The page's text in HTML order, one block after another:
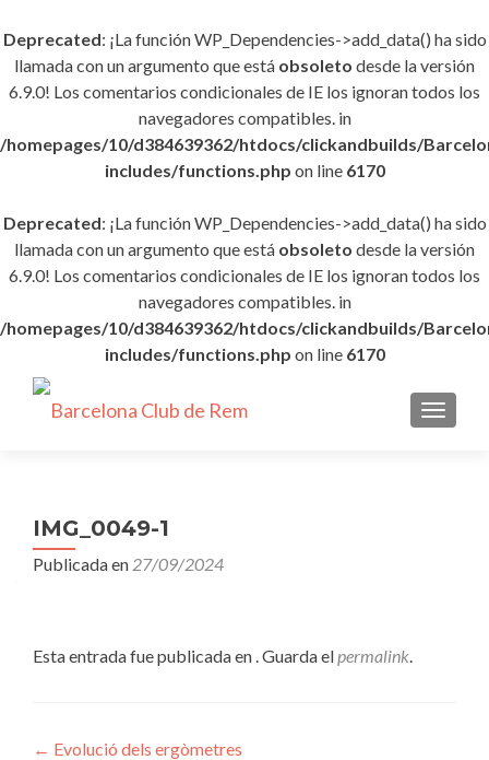
Deprecated: ¡La función WP_Dependencies->add_data() ha sido
llamada con un argumento que está obsoleto desde la versión
6.9.0! Los comentarios condicionales de IE los ignoran todos los
navegadores compatibles. in
/homepages/10/d384639362/htdocs/clickandbuilds/
includes/functions.php on line 6170
Deprecated: ¡La función WP_Dependencies->add_data() ha sido
llamada con un argumento que está obsoleto desde la versión
6.9.0! Los comentarios condicionales de IE los ignoran todos los
navegadores compatibles. in
/homepages/10/d384639362/htdocs/clickandbuilds/
includes/functions.php on line 6170
IMG_0049-1
Publicada en 27/09/2024
Esta entrada fue publicada en . Guarda elpermalink.
← Evolució dels ergòmetres